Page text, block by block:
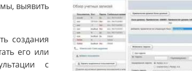
выявить
создания
его или
с